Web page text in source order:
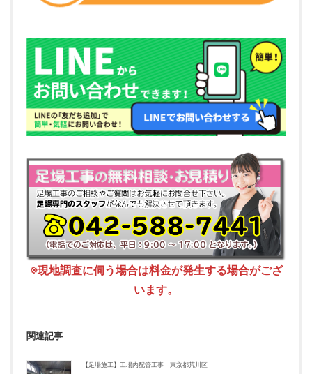
※現地調査に伺う場合は料金が発生する場合がござ
います。
関連記事
【足場施工】工場内配管工事 東京都荒川区